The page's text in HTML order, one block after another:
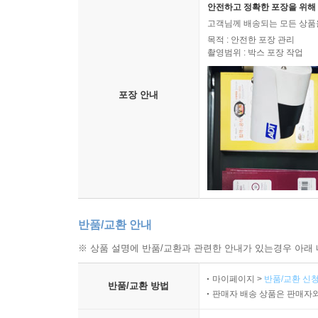
미식의 도시인 만큼 프랑스인의 소울 푸드도 소개
둘째 날, 저자 부부는 중세 도시 디종의 문화와
마리아에 관한 이야기를 들려주고 리베리시옹
무덤〉을 보러 가기 전 부르고뉴 공국의 역사가
맛깔나게 설명한다. 지금의 네덜란드, 벨기에
D974 도로를 달리며 둘만의 부르고뉴의 지리
수도원이다.
넷째 날, 샤를마뉴가 어떻게 화이트 와인을 마시
와이너리 투어에 나선다. 샤토 드 코르통 앙드레,
포장 안내
안전하고 정확한 포장을 위
고객님께 배송되는 모든 상
목적 : 안전한 포장 관리
촬영범위 : 박스 포장 작업
반품/교환 안내
※ 상품 설명에 반품/교환과 관련한 안내가 있는경우 아
반품/교환 방법
마이페이지 > 반품/교환 신
판매자 배송 상품은 판매자